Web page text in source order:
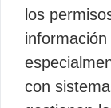
los
con